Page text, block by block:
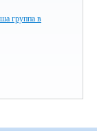
группа в